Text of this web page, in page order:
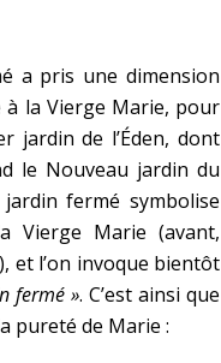
a pris une dimension
à la Vierge Marie, pour
jardin de l’Éden, dont
le Nouveau jardin du
fermé symbolise
Vierge Marie (avant,
et l’on invoque bientôt
fermé ». C’est ainsi que
pureté de Marie :